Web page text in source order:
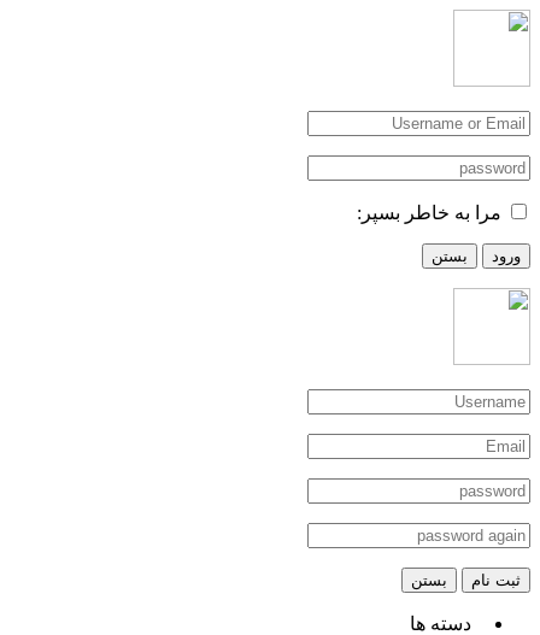
مرا به خاطر بسپر:
ورود بستن
ثبت نام بستن
دسته ها